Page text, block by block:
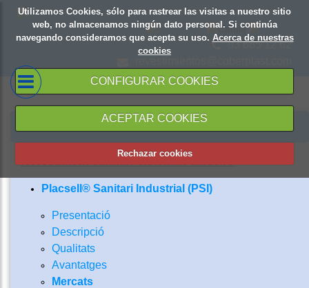
Utilizamos Cookies, sólo para rastrear las visitas a nuestro sitio
web, no almacenamos ningún dato personal. Si continúa
navegando consideramos que acepta su uso. Acerca de nuestras
cookies
CONFIGURAR COOKIES
ACEPTAR COOKIES
Rechazar cookies
93 685 12 62
PRODUCTES Y SERVEIS
Revestiment sanitàri sistema Placsell®
Placsell® Sanitari Industrial (PSI)
Presentació
Descripció
Qualitats
Avantatges
Mercats